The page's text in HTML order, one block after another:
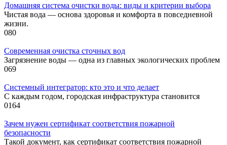
Домашняя система очистки воды: виды и критерии выбора
Чистая вода — основа здоровья и комфорта в повседневной
жизни.
080
Современная очистка сточных вод
Загрязнение воды — одна из главных экологических проблем
069
Системный интегратор: кто это и что делает
С каждым годом, городская инфраструктура становится
0164
Зачем нужен сертификат соответствия пожарной
безопасности
Такой документ, как сертификат соответствия пожарной